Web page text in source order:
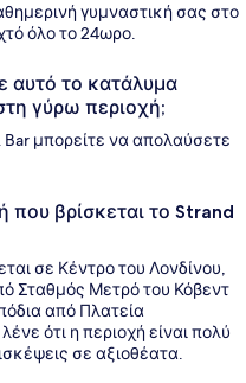
γυμναστική σας στο
όλο το 24ωρο.
αυτό το κατάλυμα
γύρω περιοχή;
Bar μπορείτε να απολαύσετε
που βρίσκεται το Strand
σε Κέντρο του Λονδίνου,
Σταθμός Μετρό του Κόβεντ
από Πλατεία
ότι η περιοχή είναι πολύ
σε αξιοθέατα.